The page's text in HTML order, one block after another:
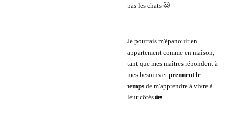
pas les chats 🐱
Je pourrais m'épanouir en
appartement comme en maison,
tant que mes maîtres répondent à
mes besoins et prennent le
temps de m'apprendre à vivre à
leur côtés 🏡